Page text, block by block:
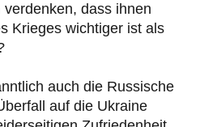
dass ihnen
Krieges wichtiger ist als
auch die Russische
auf die Ukraine